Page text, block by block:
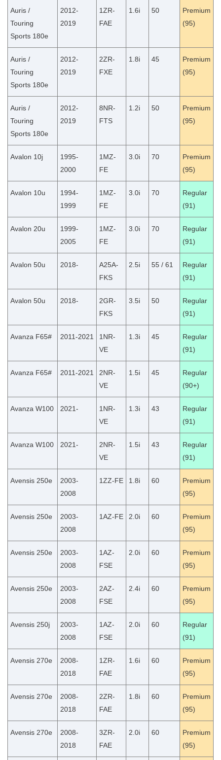
Auris /
Touring
Sports 180e
2012-
2019
1ZR-
FAE
1.6i 50
Premium
(95)
Auris /
Touring
Sports 180e
2012-
2019
2ZR-
FXE
1.8i 45
Premium
(95)
Auris /
Touring
Sports 180e
2012-
2019
8NR-
FTS
1.2i 50
Premium
(95)
Avalon 10j
1995-
2000
1MZ-
FE
3.0i 70
Premium
(95)
Avalon 10u
1994-
1999
1MZ-
FE
3.0i 70
Regular
(91)
Avalon 20u
1999-
2005
1MZ-
FE
3.0i 70
Regular
(91)
Avalon 50u 2018-
A25A-
FKS
2.5i 55 / 61
Regular
(91)
Avalon 50u 2018-
2GR-
FKS
3.5i 50
Regular
(91)
Avanza F65# 2011-2021
1NR-
VE
1.3i 45
Regular
(91)
Avanza F65# 2011-2021
2NR-
VE
1.5i 45
Regular
(90+)
Avanza W100 2021-
1NR-
VE
1.3i 43
Regular
(91)
Avanza W100 2021-
2NR-
VE
1.5i 43
Regular
(91)
Avensis 250e
2003-
2008
1ZZ-FE 1.8i 60
Premium
(95)
Avensis 250e
2003-
2008
1AZ-FE 2.0i 60
Premium
(95)
Avensis 250e
2003-
2008
1AZ-
FSE
2.0i 60
Premium
(95)
Avensis 250e
2003-
2008
2AZ-
FSE
2.4i 60
Premium
(95)
Avensis 250j
2003-
2008
1AZ-
FSE
2.0i 60
Regular
(91)
Avensis 270e
2008-
2018
1ZR-
FAE
1.6i 60
Premium
(95)
Avensis 270e
2008-
2018
2ZR-
FAE
1.8i 60
Premium
(95)
Avensis 270e
2008-
2018
3ZR-
FAE
2.0i 60
Premium
(95)